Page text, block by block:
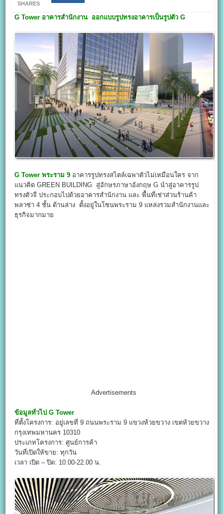
SHARES
G Tower อาคารสำนักงาน ออกแบบรูปทรงอาคารเป็นรูปตัวG
G Tower พระราม 9 อาคารรูปทรงสไตล์เฉพาตัวไม่เหมือนใคร จาก
แนวคิด GREEN BUILDING สู่อักษรภาษาอังกฤษ G นำสู่อาคารรูป
ทรงตัวจี ประกอบไปด้วยอาคารสำนักงาน และ พื้นที่เช่าส่วนร้านค้า
พลาซ่า 4 ชั้น ด้านล่าง ตั้งอยู่ในโซนพระราม 9 แหล่งรวมสำนักงานและ
ธุรกิจมากมาย
Advertisements
ข้อมูลทั่วไป G Tower
ที่ตั้งโครงการ: อยู่เลขที่ 9 ถนนพระราม 9 แขวงห้วยขวาง เขตห้วยขวาง
กรุงเทพมหานคร 10310
ประเภทโครงการ: ศูนย์การค้า
วันที่เปิดให้ขาย: ทุกวัน
เวลา เปิด – ปิด: 10.00-22.00 น.